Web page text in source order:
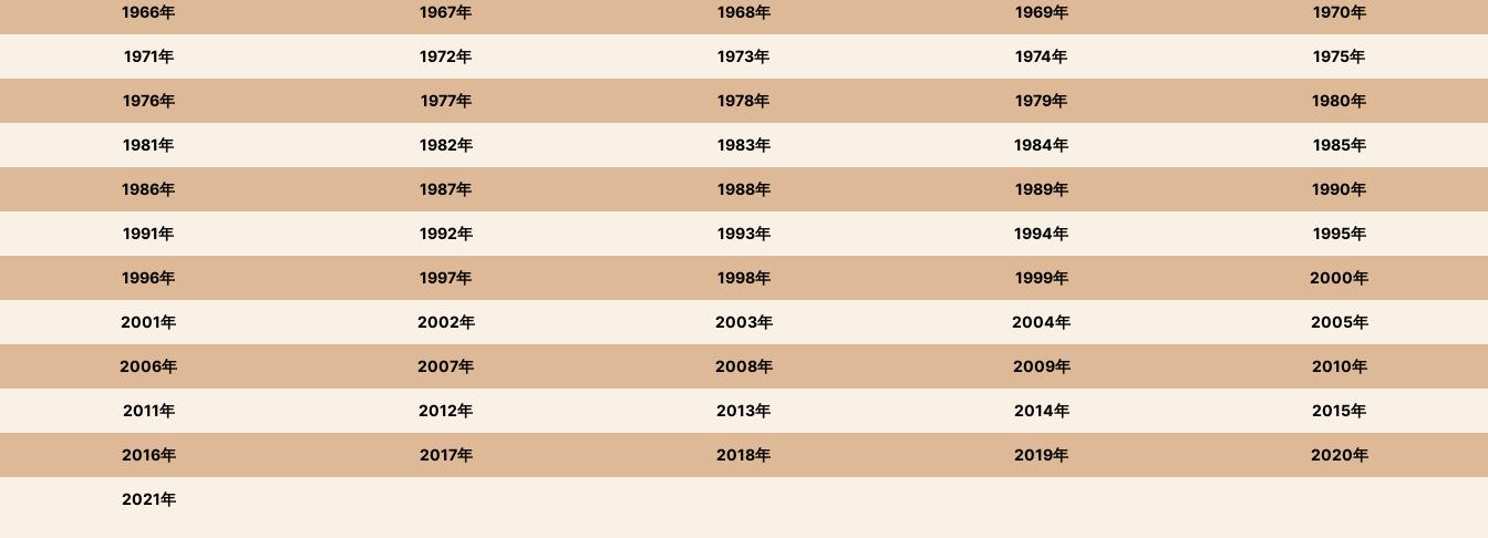
1966年 1967年 1968年 1969年 1970年
1971年 1972年 1973年 1974年 1975年
1976年 1977年 1978年 1979年 1980年
1981年 1982年 1983年 1984年 1985年
1986年 1987年 1988年 1989年 1990年
1991年 1992年 1993年 1994年 1995年
1996年 1997年 1998年 1999年 2000年
2001年 2002年 2003年 2004年 2005年
2006年 2007年 2008年 2009年 2010年
2011年 2012年 2013年 2014年 2015年
2016年 2017年 2018年 2019年 2020年
2021年